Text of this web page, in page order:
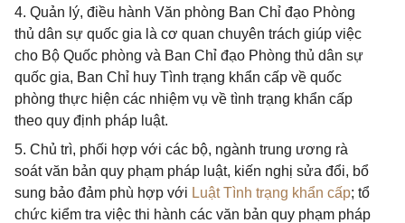
4. Quản lý, điều hành Văn phòng Ban Chỉ đạo Phòng
thủ dân sự quốc gia là cơ quan chuyên trách giúp việc
cho Bộ Quốc phòng và Ban Chỉ đạo Phòng thủ dân sự
quốc gia, Ban Chỉ huy Tình trạng khẩn cấp về quốc
phòng thực hiện các nhiệm vụ về tình trạng khẩn cấp
theo quy định pháp luật.
5. Chủ trì, phối hợp với các bộ, ngành trung ương rà
soát văn bản quy phạm pháp luật, kiến nghị sửa đổi, bổ
sung bảo đảm phù hợp với Luật Tình trạng khẩn cấp; tổ
chức kiểm tra việc thi hành các văn bản quy phạm pháp